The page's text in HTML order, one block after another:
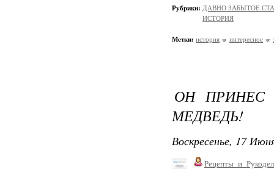
Рубрики: ДАВНО ЗАБЫТОЕ
ИСТОРИЯ
Метки: история интересное
ОН
МЕДВЕДЬ!
Воскресенье, 17